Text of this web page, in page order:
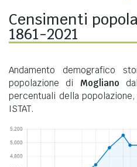
Censimenti
1861-2021
Andamento demografico
popolazione di Mogliano
percentuali della
ISTAT.